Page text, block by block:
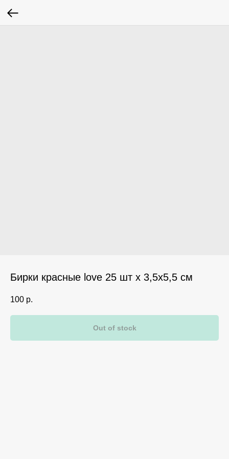
Бирки красные love 25 шт х 3,5х5,5 см
100 р.
Out of stock